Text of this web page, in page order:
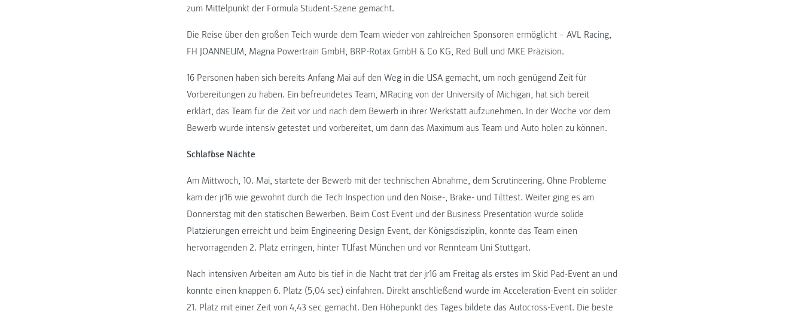
zum Mittelpunkt der Formula Student-Szene gemacht.
Die Reise über den großen Teich wurde dem Team wieder von zahlreichen Sponsoren ermöglicht – AVL Racing,
FH JOANNEUM, Magna Powertrain GmbH, BRP-Rotax GmbH & Co KG, Red Bull und MKE Präzision.
16 Personen haben sich bereits Anfang Mai auf den Weg in die USA gemacht, um noch genügend Zeit für
Vorbereitungen zu haben. Ein befreundetes Team, MRacing von der University of Michigan, hat sich bereit
erklärt, das Team für die Zeit vor und nach dem Bewerb in ihrer Werkstatt aufzunehmen. In der Woche vor dem
Bewerb wurde intensiv getestet und vorbereitet, um dann das Maximum aus Team und Auto holen zu können.
Schlaflose Nächte
Am Mittwoch, 10. Mai, startete der Bewerb mit der technischen Abnahme, dem Scrutineering. Ohne Probleme
kam der jr16 wie gewohnt durch die Tech Inspection und den Noise-, Brake- und Tilttest. Weiter ging es am
Donnerstag mit den statischen Bewerben. Beim Cost Event und der Business Presentation wurde solide
Platzierungen erreicht und beim Engineering Design Event, der Königsdisziplin, konnte das Team einen
hervorragenden 2. Platz erringen, hinter TUfast München und vor Rennteam Uni Stuttgart.
Nach intensiven Arbeiten am Auto bis tief in die Nacht trat der jr16 am Freitag als erstes im Skid Pad-Event an und
konnte einen knappen 6. Platz (5,04 sec) einfahren. Direkt anschließend wurde im Acceleration-Event ein solider
21. Platz mit einer Zeit von 4,43 sec gemacht. Den Höhepunkt des Tages bildete das Autocross-Event. Die beste